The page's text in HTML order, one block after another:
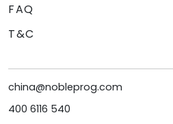
FAQ
T&C
china@nobleprog.com
400 6116 540